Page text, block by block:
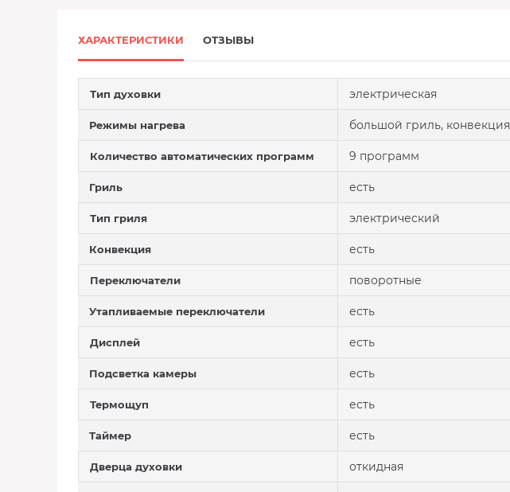
ХАРАКТЕРИСТИКИ ОТЗЫВЫ
Тип духовки электрическая
Режимы нагрева большой гриль, конвекция
Количество автоматических программ 9 программ
Гриль есть
Тип гриля электрический
Конвекция есть
Переключатели поворотные
Утапливаемые переключатели есть
Дисплей есть
Подсветка камеры есть
Термощуп есть
Таймер есть
Дверца духовки откидная